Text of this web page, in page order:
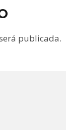
publicada.